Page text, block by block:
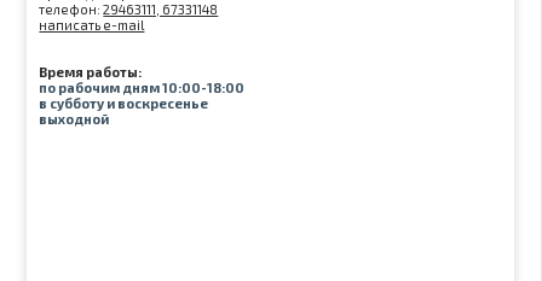
телефон:29463111, 67331148
написать e-mail
Время работы:
по рабочим дням 10:00-18:00
в субботу и воскресенье
выходной